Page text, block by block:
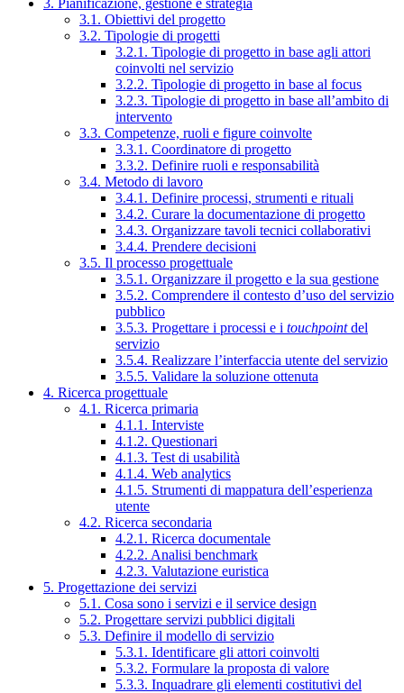
3. Pianificazione, gestione e strategia
3.1. Obiettivi del progetto
3.2. Tipologie di progetti
3.2.1. Tipologie di progetto in base agli attori
coinvolti nel servizio
3.2.2. Tipologie di progetto in base al focus
3.2.3. Tipologie di progetto in base all’ambito di
intervento
3.3. Competenze, ruoli e figure coinvolte
3.3.1. Coordinatore di progetto
3.3.2. Definire ruoli e responsabilità
3.4. Metodo di lavoro
3.4.1. Definire processi, strumenti e rituali
3.4.2. Curare la documentazione di progetto
3.4.3. Organizzare tavoli tecnici collaborativi
3.4.4. Prendere decisioni
3.5. Il processo progettuale
3.5.1. Organizzare il progetto e la sua gestione
3.5.2. Comprendere il contesto d’uso del servizio
pubblico
3.5.3. Progettare i processi e i touchpointdel
servizio
3.5.4. Realizzare l’interfaccia utente del servizio
3.5.5. Validare la soluzione ottenuta
4. Ricerca progettuale
4.1. Ricerca primaria
4.1.1. Interviste
4.1.2. Questionari
4.1.3. Test di usabilità
4.1.4. Web analytics
4.1.5. Strumenti di mappatura dell’esperienza
utente
4.2. Ricerca secondaria
4.2.1. Ricerca documentale
4.2.2. Analisi benchmark
4.2.3. Valutazione euristica
5. Progettazione dei servizi
5.1. Cosa sono i servizi e il service design
5.2. Progettare servizi pubblici digitali
5.3. Definire il modello di servizio
5.3.1. Identificare gli attori coinvolti
5.3.2. Formulare la proposta di valore
5.3.3. Inquadrare gli elementi costitutivi del